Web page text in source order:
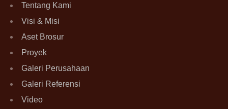
Tentang Kami
Visi & Misi
Aset Brosur
Proyek
Galeri Perusahaan
Galeri Referensi
Video